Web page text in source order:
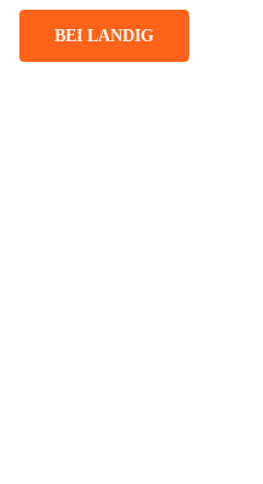
BEI LANDIG